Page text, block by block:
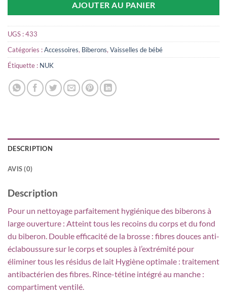
AJOUTER AU PANIER
UGS :433
Catégories :Accessoires, Biberons, Vaisselles de bébé
Étiquette : NUK
DESCRIPTION
AVIS (0)
Description
Pour un nettoyage parfaitement hygiénique des biberons à
large ouverture : Atteint tous les recoins du corps et du fond
du biberon. Double efficacité de la brosse : fibres douces anti-
éclaboussure sur le corps et souples à l’extrémité pour
éliminer tous les résidus de lait Hygiène optimale : traitement
antibactérien des fibres. Rince-tétine intégré au manche :
compartiment ventilé.